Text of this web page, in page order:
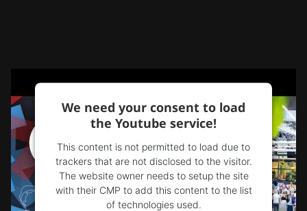
We need your consent to load
the Youtube service!
This content is not permitted to load due to
trackers that are not disclosed to the visitor.
The website owner needs to setup the site
with their CMP to add this content to the list
of technologies used.